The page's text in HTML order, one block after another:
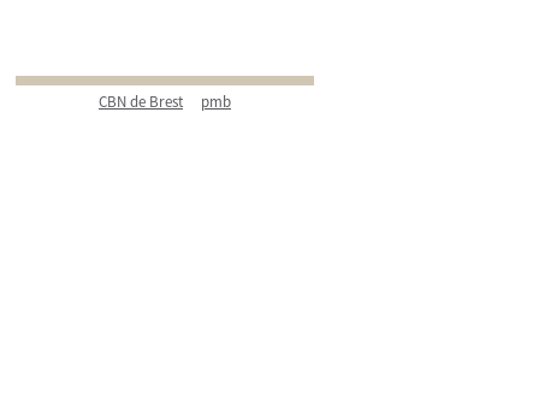
CBN de Brest pmb